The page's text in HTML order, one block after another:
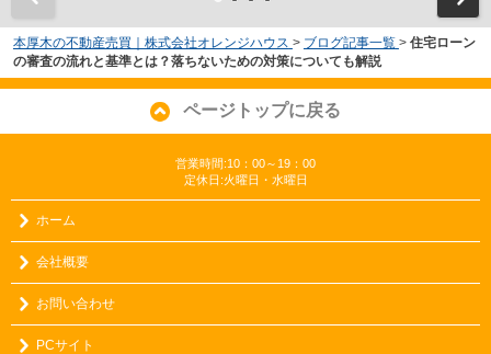
本厚木の不動産売買｜株式会社オレンジハウス > ブログ記事一覧 > 住宅ローン
の審査の流れと基準とは？落ちないための対策についても解説
ページトップに戻る
営業時間:10：00～19：00
定休日:火曜日・水曜日
ホーム
会社概要
お問い合わせ
PCサイト